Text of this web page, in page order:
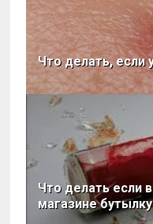
Что делать, если
Что делать если
магазине бутылку